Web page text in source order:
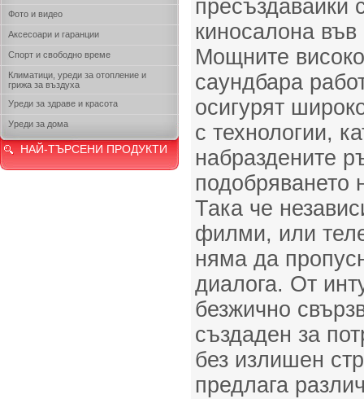
Фото и видео
Аксесоари и гаранции
Спорт и свободно време
Климатици, уреди за отопление и
грижа за въздуха
Уреди за здраве и красота
Уреди за дома
НАЙ-ТЪРСЕНИ ПРОДУКТИ
пресъздавайки
киносалона
Мощните
саундбара
осигурят
с технологии,
набраздените
подобряването
Така че
филми, или
няма да
диалога. От
безжично
създаден за
без излишен
предлага